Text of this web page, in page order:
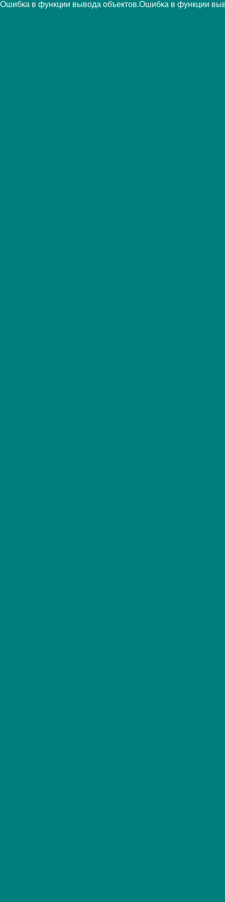
Ошибка в функции вывода объектов.Ошибка в функции